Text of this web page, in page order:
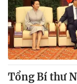
Tổng Bí thư